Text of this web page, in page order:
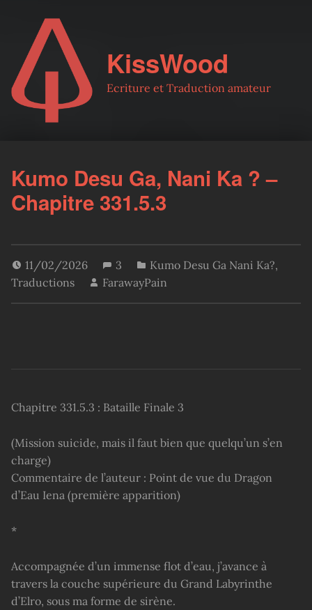
KissWood
Ecriture et Traduction amateur
Kumo Desu Ga, Nani Ka ? –
Chapitre 331.5.3
11/02/2026 3 Kumo Desu Ga Nani Ka?,
Traductions
FarawayPain
Chapitre 331.5.3 : Bataille Finale 3
(Mission suicide, mais il faut bien que quelqu’un s’en
charge)
Commentaire de l’auteur : Point de vue du Dragon
d’Eau Iena (première apparition)
*
Accompagnée d’un immense flot d’eau, j’avance à
travers la couche supérieure du Grand Labyrinthe
d’Elro, sous ma forme de sirène.